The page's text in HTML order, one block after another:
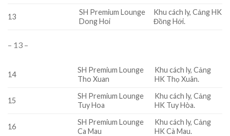
13
SH Premium Lounge
Dong Hoi
Khu cách ly, Cảng HK
Đồng Hới.
– 13 –
14
SH Premium Lounge
Tho Xuan
Khu cách ly, Cảng
HK Thọ Xuân.
15
SH Premium Lounge
Tuy Hoa
Khu cách ly, Cảng
HK Tuy Hòa.
16
SH Premium Lounge
Ca Mau
Khu cách ly, Cảng
HK Cà Mau.